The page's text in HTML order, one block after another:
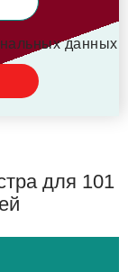
данных
для 101